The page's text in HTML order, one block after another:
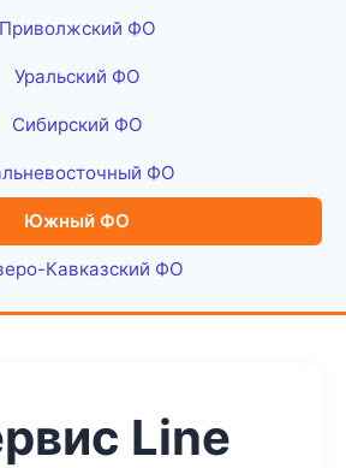
Приволжский ФО
Уральский ФО
Сибирский ФО
ФО
Южный ФО
Кавказский ФО
Line